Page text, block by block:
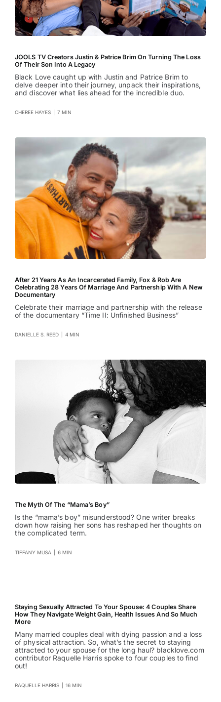
JOOLS TV Creators Justin & Patrice Brim On Turning The Loss
Of Their Son Into A Legacy
Black Love caught up with Justin and Patrice Brim to
delve deeper into their journey, unpack their inspirations,
and discover what lies ahead for the incredible duo.
CHEREE HAYES 7 MIN
After 21 Years As An Incarcerated Family, Fox & Rob Are
Celebrating 28 Years Of Marriage And Partnership With A New
Documentary
Celebrate their marriage and partnership with the release
of the documentary “Time II: Unfinished Business”
DANIELLE S. REED 4 MIN
The Myth Of The “Mama’s Boy”
Is the “mama’s boy” misunderstood? One writer breaks
down how raising her sons has reshaped her thoughts on
the complicated term.
TIFFANY MUSA 6 MIN
Staying Sexually Attracted To Your Spouse: 4 Couples Share
How They Navigate Weight Gain, Health Issues And So Much
More
Many married couples deal with dying passion and a loss
of physical attraction. So, what’s the secret to staying
attracted to your spouse for the long haul? blacklove.com
contributor Raquelle Harris spoke to four couples to find
out!
RAQUELLE HARRIS 16 MIN